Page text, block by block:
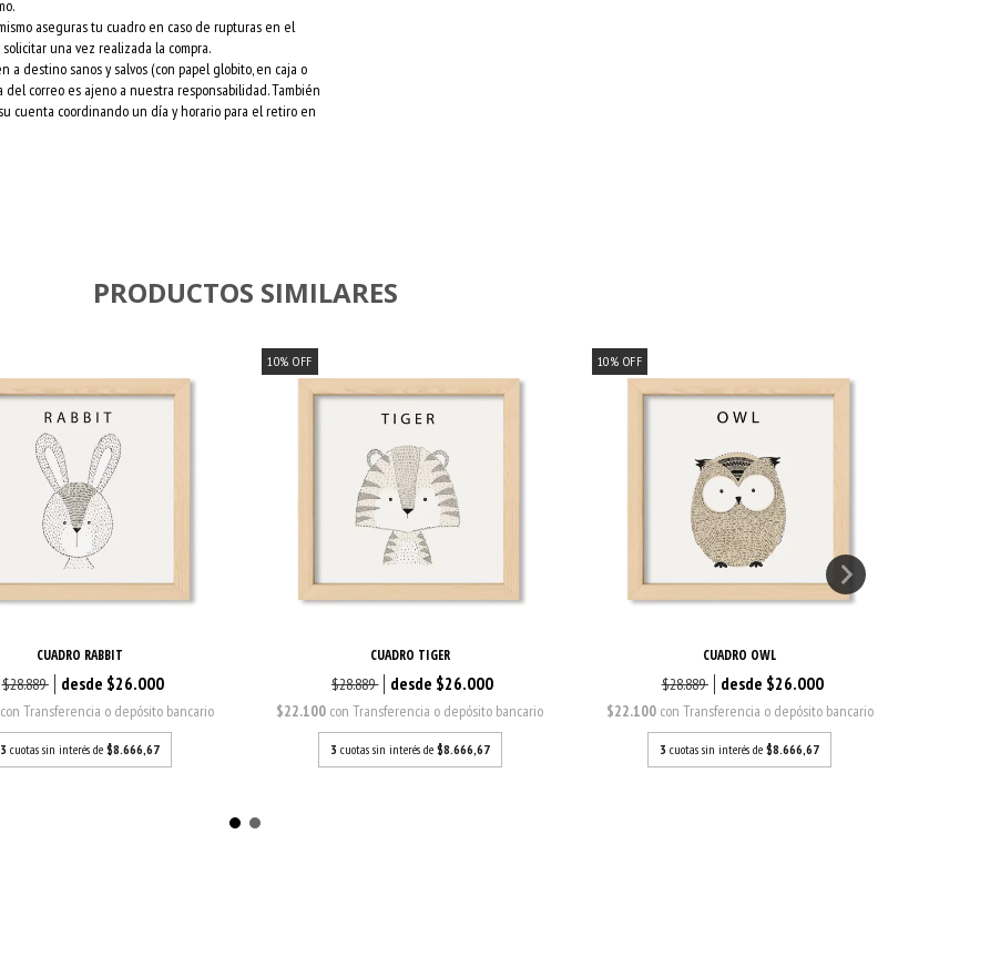
aseguras tu cuadro en caso de rupturas en el
una vez realizada la compra.
destino sanos y salvos (con papel globito, en caja o
correo es ajeno a nuestra responsabilidad. También
cuenta coordinando un día y horario para el retiro en
PRODUCTOS SIMILARES
CUADRO RABBIT
$28.889 $26.000
con Transferencia o depósito bancario
3 cuotas sin interés de$8.666,67
10% OFF
CUADRO TIGER
$28.889 $26.000
$22.100 con Transferencia o depósito bancario
3 cuotas sin interés de $8.666,67
10% OFF
CUADRO OWL
$28.889 $26.000
$22.100 con Transferencia o depósito bancario
3 cuotas sin interés de$8.666,67